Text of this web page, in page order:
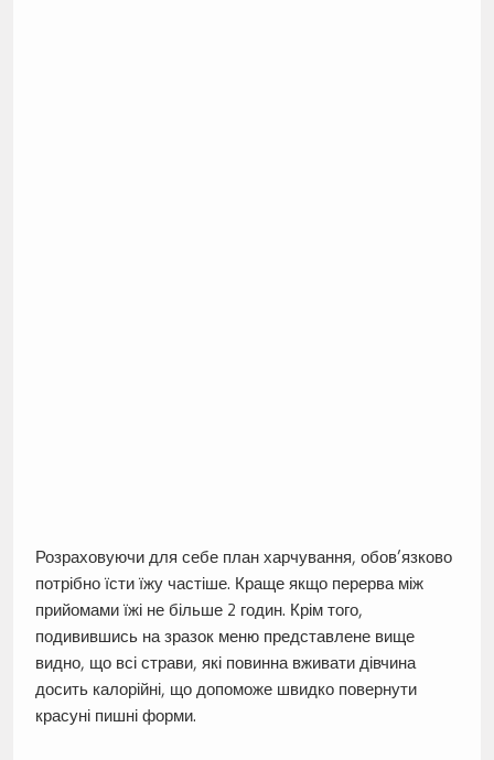
Розраховуючи для себе план харчування, обов’язково
потрібно їсти їжу частіше. Краще якщо перерва між
прийомами їжі не більше 2 годин. Крім того,
подивившись на зразок меню представлене вище
видно, що всі страви, які повинна вживати дівчина
досить калорійні, що допоможе швидко повернути
красуні пишні форми.